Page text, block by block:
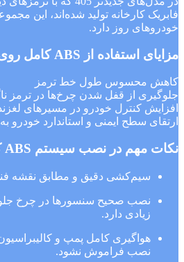
فابریک کارخانه تولید شده‌اند، این
خودروهای روز دارد.
مزایای استفاده از ABS کامل روی پژو 405
کاهش محسوس طول خط ترمز
جلوگیری از قفل شدن چرخ‌ها در ترمز
افزایش کنترل خودرو در مسیرهای
ارتقای سطح ایمنی و استاندارد خودرو
نکات مهم در نصب سیستم ABS کامل
سیم‌کشی دقیق و مطابق نقشه
نصب صحیح سنسورها در چرخ
زیادی دارد.
هواگیری کامل پمپ و
نصب فراموش نشود.